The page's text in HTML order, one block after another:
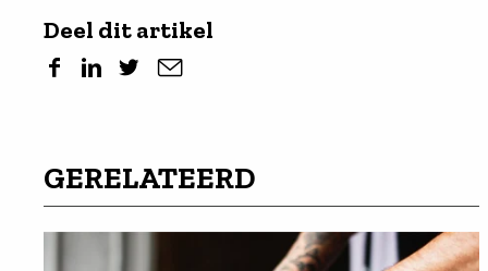
Deel dit artikel
GERELATEERD